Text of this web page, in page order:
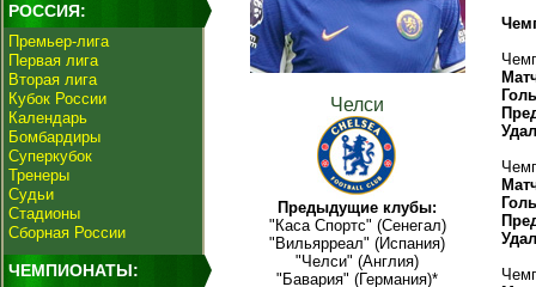
РОССИЯ:
Премьер-лига
Первая лига
Вторая лига
Кубок России
Календарь
Бомбардиры
Суперкубок
Тренеры
Судьи
Стадионы
Сборная России
ЧЕМПИОНАТЫ:
Челси
Предыдущие клубы:
"Каса Спортс" (Сенегал)
"Вильярреал" (Испания)
"Челси" (Англия)
"Бавария" (Германия)*